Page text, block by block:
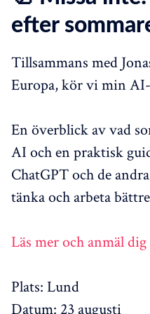
efter
Tillsammans med
Europa, kör vi min
En överblick av vad
AI och en praktisk
ChatGPT och de
tänka och arbeta
Läs mer och anmäl dig
Plats: Lund
Datum: 23 augusti